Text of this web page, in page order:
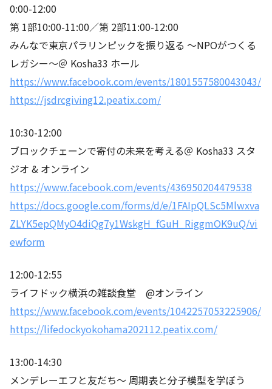
0:00-12:00
第 1部10:00-11:00／第 2部11:00-12:00
みんなで東京パラリンピックを振り返る 〜NPOがつくる
レガシー〜＠ Kosha33 ホール
https://www.facebook.com/events/1801557580043043/
https://jsdrcgiving12.peatix.com/
10:30-12:00
ブロックチェーンで寄付の未来を考える＠ Kosha33 スタ
ジオ & オンライン
https://www.facebook.com/events/436950204479538
https://docs.google.com/forms/d/e/1FAIpQLSc5Mlwxva
ZLYK5epQMyO4diQg7y1WskgH_fGuH_RiggmOK9uQ/vi
ewform
12:00-12:55
ライフドック横浜の雑談食堂 @オンライン
https://www.facebook.com/events/1042257053225906/
https://lifedockyokohama202112.peatix.com/
13:00-14:30
メンデレーエフと友だち～ 周期表と分子模型を学ぼう